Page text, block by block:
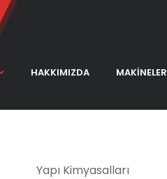
HAKKIMIZDA MAKİNELER
Yapı Kimyasalları